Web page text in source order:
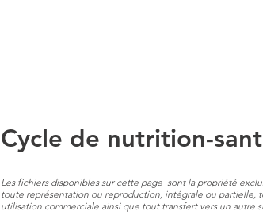
Cycle de nutrition-
Les fichiers disponibles sur cette page sont la propriété
toute représentation ou reproduction, intégrale ou partielle,
utilisation commerciale ainsi que tout transfert vers un autre